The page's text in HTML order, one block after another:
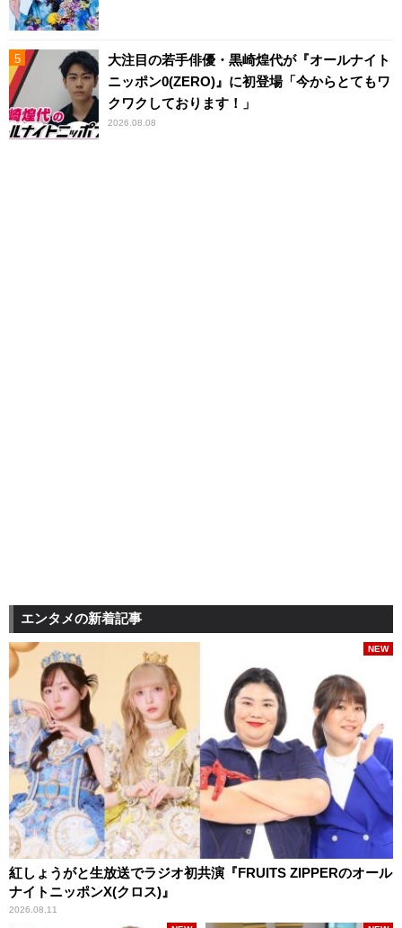
大注目の若手俳優・黒崎煌代が『オールナイト
ニッポン0(ZERO)』に初登場「今からとてもワ
クワクしております！」
2026.08.08
エンタメの新着記事
紅しょうがと生放送でラジオ初共演『FRUITS ZIPPERのオール
ナイトニッポンX(クロス)』
2026.08.11
NEW